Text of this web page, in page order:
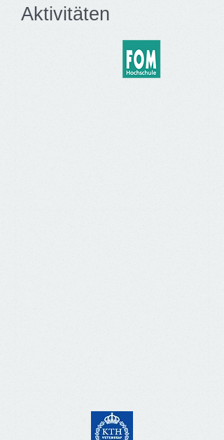
Aktivitäten